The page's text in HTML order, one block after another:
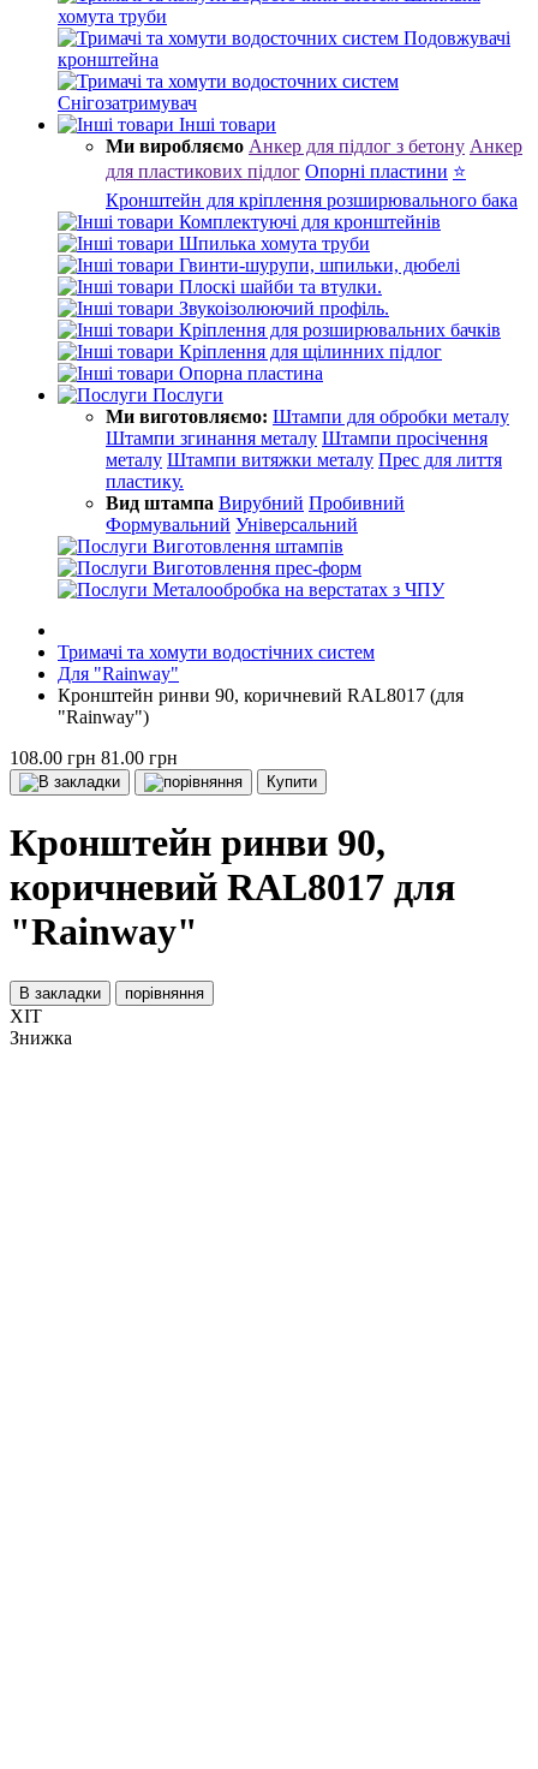
хомута труби
Подовжувачі
кронштейна
Снігозатримувач
Інші товари
Ми виробляємо Анкер для підлог з бетону Анкер
для пластикових підлог Опорні пластини ⭐
Кронштейн для кріплення розширювального бака
Комплектуючі для кронштейнів
Шпилька хомута труби
Гвинти-шурупи, шпильки, дюбелі
Плоскі шайби та втулки.
Звукоізолюючий профіль.
Кріплення для розширювальних бачків
Кріплення для щілинних підлог
Опорна пластина
Послуги
Ми виготовляємо: Штампи для обробки металу
Штампи згинання металу Штампи просічення
металу Штампи витяжки металу Прес для лиття
пластику.
Вид штампа Вирубний Пробивний
Формувальний Універсальний
Виготовлення штампів
Виготовлення прес-форм
Металообробка на верстатах з ЧПУ
Тримачі та хомути водостічних систем
Для "Rainway"
Кронштейн ринви 90, коричневий RAL8017 (для
"Rainway")
108.00 грн 81.00 грн
Купити
Кронштейн ринви 90,
коричневий RAL8017 для
"Rainway"
В закладки порівняння
ХІТ
Знижка